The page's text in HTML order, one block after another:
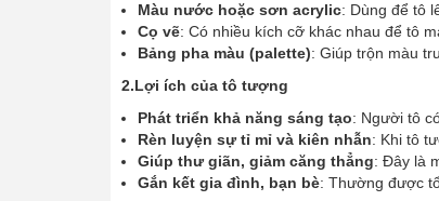
Màu nước hoặc sơn acrylic: Dùng để tô
Cọ vẽ: Có nhiều kích cỡ khác nhau để tô
Bảng pha màu (palette): Giúp trộn màu
2.Lợi ích của tô tượng
Phát triển khả năng sáng tạo: Người tô
Rèn luyện sự tỉ mỉ và kiên nhẫn: Khi tô
Giúp thư giãn, giảm căng thẳng: Đây là
Gắn kết gia đình, bạn bè: Thường được